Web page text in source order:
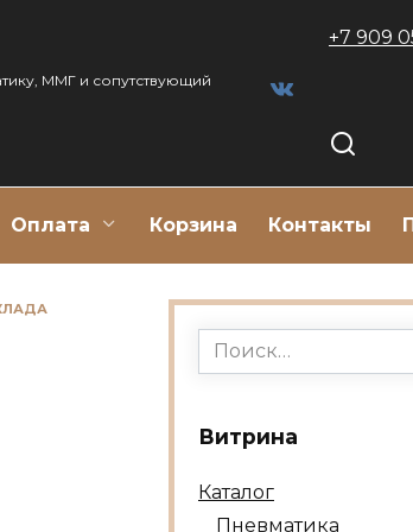
ММГ и сопутствующий
+7 909
Оплата Корзина Контакты
Search
for:
Витрина
Каталог
Пневматика